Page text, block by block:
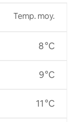
Temp. moy.
8 °C
9 °C
11 °C